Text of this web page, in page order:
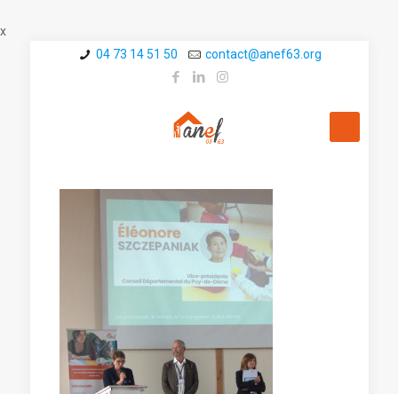
x
04 73 14 51 50
contact@a­nef63.org